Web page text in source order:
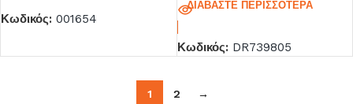
Κωδικός: 001654
ΔΙΑΒΆΣΤΕ ΠΕΡΙΣΣΌΤΕΡΑ
Κωδικός: DR739805
1 2 →